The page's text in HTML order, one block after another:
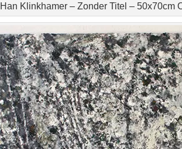
Han Klinkhamer – Zonder Titel – 50x70cm